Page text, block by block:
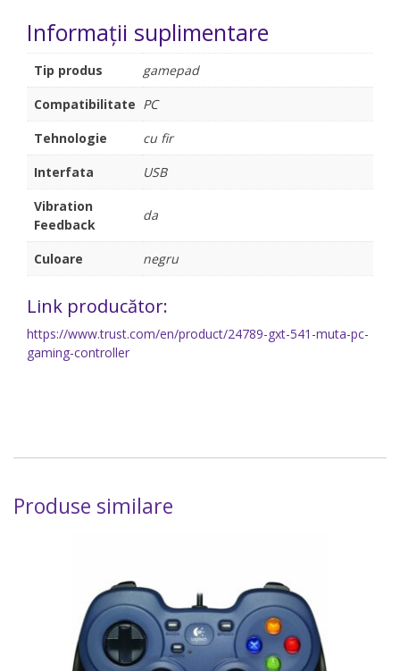
Informații suplimentare
Tip produs
gamepad
Compatibilitate PC
Tehnologie
cu fir
Interfata
USB
Vibration
Feedback
da
Culoare negru
Link producător:
https://www.trust.com/en/product/24789-gxt-541-muta-pc-
gaming-controller
Produse similare